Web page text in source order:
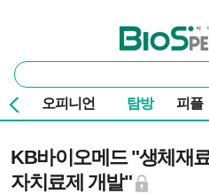
바이오스펙테이
통
합
검
색
오피니언 탐방 피플
KB바이오메드 "생체재
자치료제 개발"